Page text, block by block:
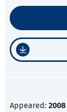
Appeared: 2008